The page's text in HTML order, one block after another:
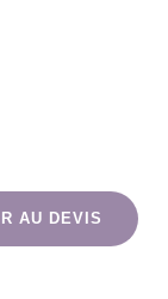
AU DEVIS